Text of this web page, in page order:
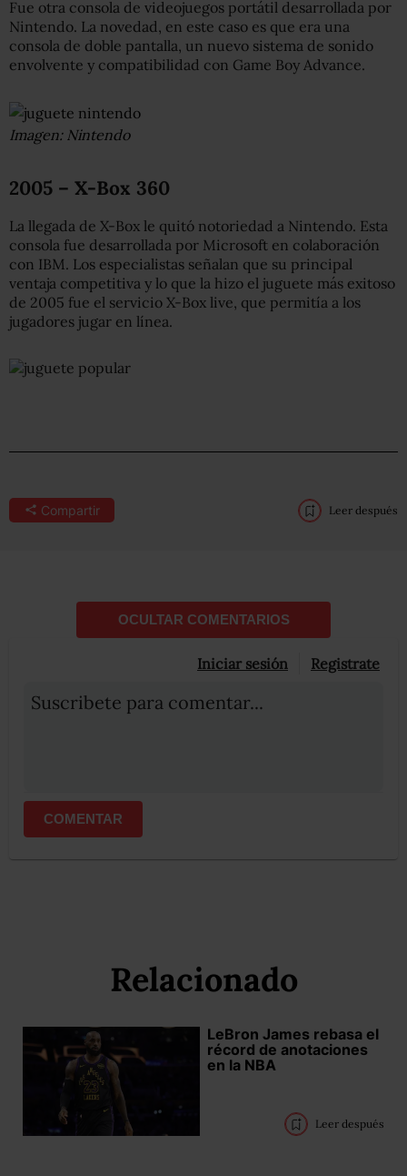
Fue otra consola de videojuegos portátil desarrollada por
Nintendo. La novedad, en este caso es que era una
consola de doble pantalla, un nuevo sistema de sonido
envolvente y compatibilidad con Game Boy Advance.
Imagen: Nintendo
2005 – X-Box 360
La llegada de X-Box le quitó notoriedad a Nintendo. Esta
consola fue desarrollada por Microsoft en colaboración
con IBM. Los especialistas señalan que su principal
ventaja competitiva y lo que la hizo el juguete más exitoso
de 2005 fue el servicio X-Box live, que permitía a los
jugadores jugar en línea.
Compartir Leer después
OCULTAR COMENTARIOS
Iniciar sesión Registrate
Suscribete para comentar...
COMENTAR
Relacionado
LeBron James rebasa el
récord de anotaciones
en la NBA
Leer después